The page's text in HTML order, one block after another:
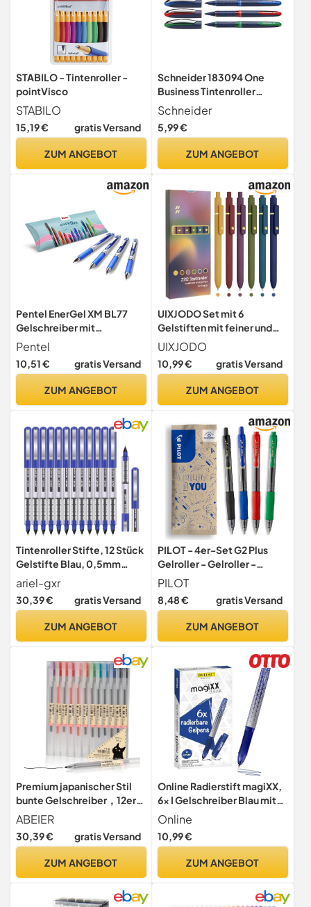
STABILO - Tintenroller -
pointVisco
STABILO
15,19 € gratis Versand
ZUM ANGEBOT
Schneider 183094 One
Business Tintenroller
(dokumentenecht,
Strichstärke 0,6 mm, Made
in Germany) 4er Pack
Schneider
5,99 €
ZUM ANGEBOT
Pentel EnerGel XM BL77
Gelschreiber mit
Druckmechanik, blau (4
Stück)
Pentel
10,51 € gratis Versand
ZUM ANGEBOT
UIXJODO Set mit 6
Gelstiften mit feiner und
glatter Spitze, 0,5 mm
farbige Tinte für Tagebuch,
Notizen, Büro- und
für Frauen (Vintage Gold)
UIXJODO
10,99 € gratis Versand
ZUM ANGEBOT
Tintenroller Stifte, 12 Stück
Gelstifte Blau, 0,5mm
Flüssigtinte Rollerball Stift,
Schnelltrocknend
Gelschreiber Glatter
Journaling, Schreiben,
ariel-gxr
30,39 € gratis Versand
ZUM ANGEBOT
PILOT - 4er-Set G2 Plus
Gelroller - Gelroller -
Schwarz, Blau, Rot, Grün -
Mittlere Spitze, Kunststoff
(4 Stück)
PILOT
8,48 € gratis Versand
ZUM ANGEBOT
Premium japanischer Stil
bunte Gelschreiber，12er-
pack Gelstifte,0.5mm
Stiftspitze Japanese
Stationery, für Journaling,
Notizen
ABEIER
30,39 € gratis Versand
ZUM ANGEBOT
Online Radierstift magiXX,
6x I Gelschreiber Blau mit
0,7mm Strichstärke I
Tintenroller radierbar zum
Schreibenlernen & fürs
Radierbarer Kugelschreiber
Online
10,99 €
ZUM ANGEBOT